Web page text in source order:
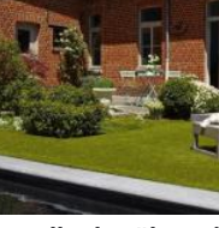
a modern
lenne, ha többé